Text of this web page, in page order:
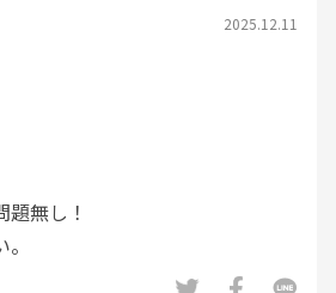
2025.12.11
無し！